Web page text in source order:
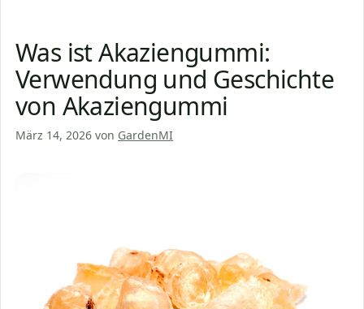
Was ist Akaziengummi:
Verwendung und Geschichte
von Akaziengummi
März 14, 2026 von GardenMI